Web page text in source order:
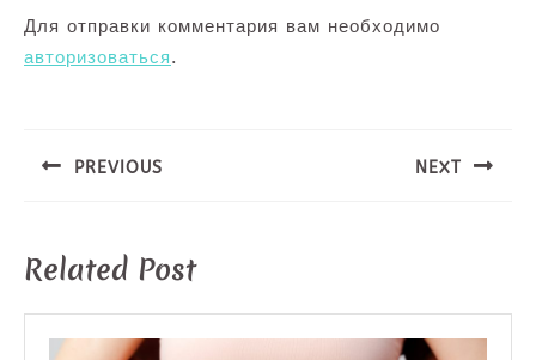
Для отправки комментария вам необходимо
авторизоваться.
записям
PREVIOUS NEXT
Related Post